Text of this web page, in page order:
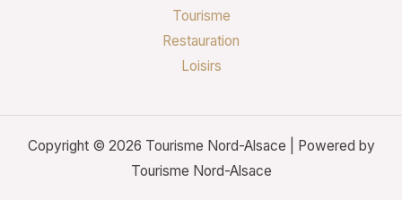
Tourisme
Restauration
Loisirs
Copyright © 2026 Tourisme Nord-Alsace | Powered by
Tourisme Nord-Alsace